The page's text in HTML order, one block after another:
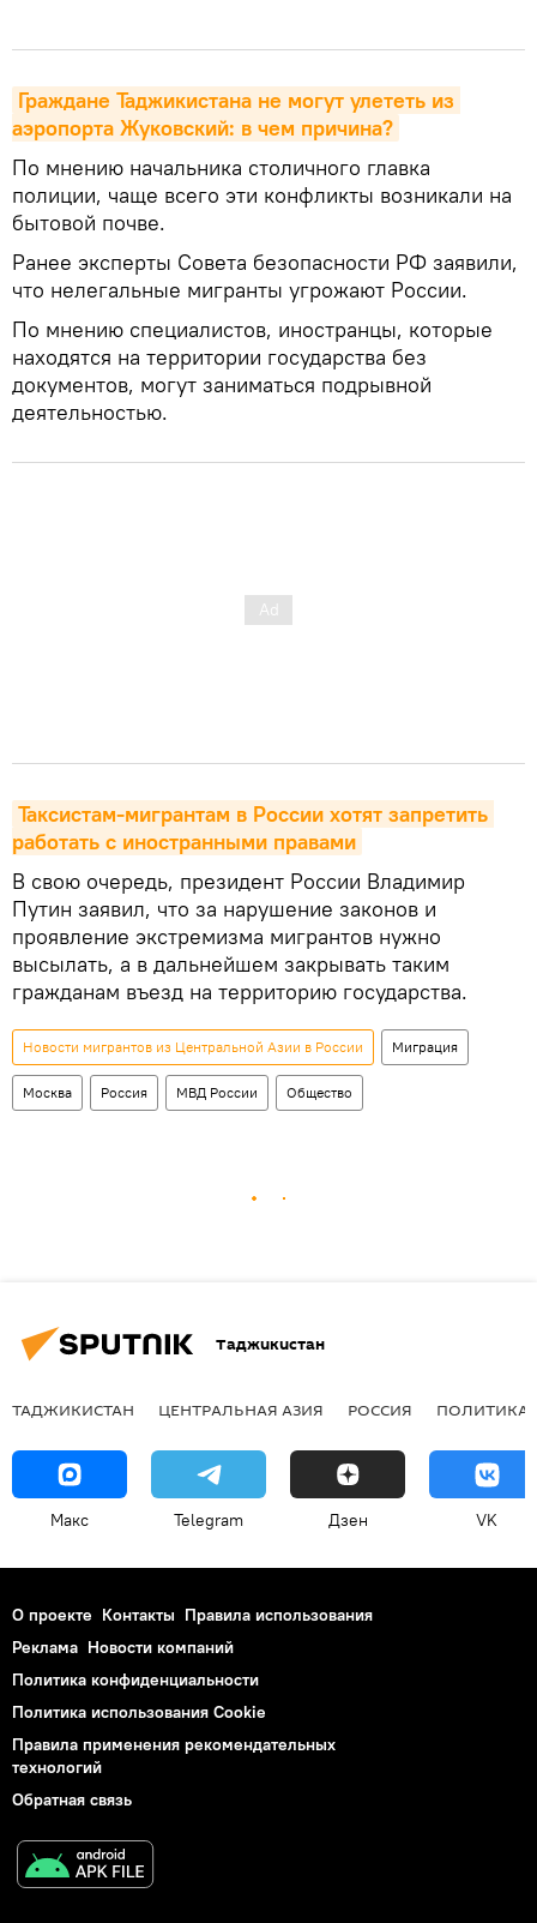
Граждане Таджикистана не могут улететь из
аэропорта Жуковский: в чем причина?
По мнению начальника столичного главка
полиции, чаще всего эти конфликты возникали на
бытовой почве.
Ранее эксперты Совета безопасности РФ заявили,
что нелегальные мигранты угрожают России.
По мнению специалистов, иностранцы, которые
находятся на территории государства без
документов, могут заниматься подрывной
деятельностью.
Таксистам-мигрантам в России хотят запретить
работать с иностранными правами
В свою очередь, президент России Владимир
Путин заявил, что за нарушение законов и
проявление экстремизма мигрантов нужно
высылать, а в дальнейшем закрывать таким
гражданам въезд на территорию государства.
Новости мигрантов из Центральной Азии в России Миграция
Москва Россия МВД России Общество
Таджикистан
ТАДЖИКИСТАН ЦЕНТРАЛЬНАЯ АЗИЯ РОССИЯ ПОЛИТИКА
Макс Telegram Дзен VK
О проекте Контакты Правила использования
Реклама Новости компаний
Политика конфиденциальности
Политика использования Cookie
Правила применения рекомендательных
технологий
Обратная связь